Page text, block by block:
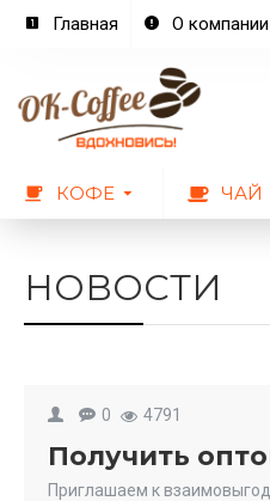
Главная О компании
КОФЕ ЧАЙ
НОВОСТИ
0 4791
Получить
Приглашаем к